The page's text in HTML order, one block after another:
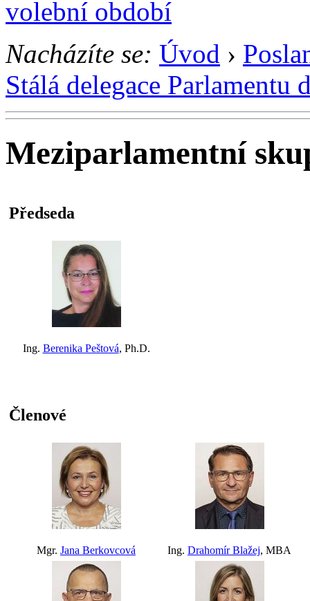
volební období
Nacházíte se: Úvod ›
Stálá delegace
Meziparlamentní
Předseda
Ing. Berenika Peštová, Ph.D.
Členové
Mgr. Jana Berkovcová Ing. Drahomír Blažej, MBA